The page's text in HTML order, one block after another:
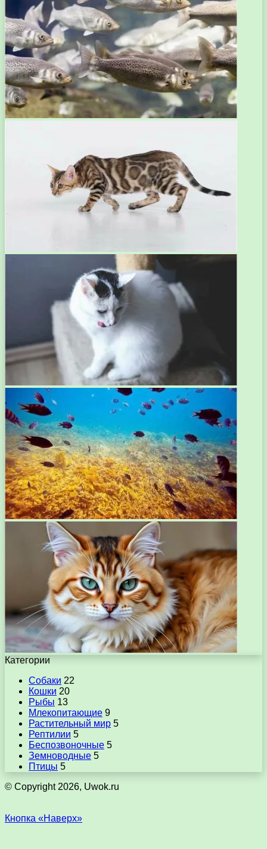
Категории
Собаки 22
Кошки 20
Рыбы 13
Млекопитающие 9
Растительный мир 5
Рептилии 5
Беспозвоночные 5
Земноводные 5
Птицы 5
© Copyright 2026, Uwok.ru
Кнопка «Наверх»